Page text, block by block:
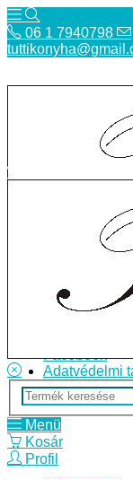
06 1 7940798
Telefon
Szállítás
Facebook
Adatvédelmi
Menü
Kosár
Profil